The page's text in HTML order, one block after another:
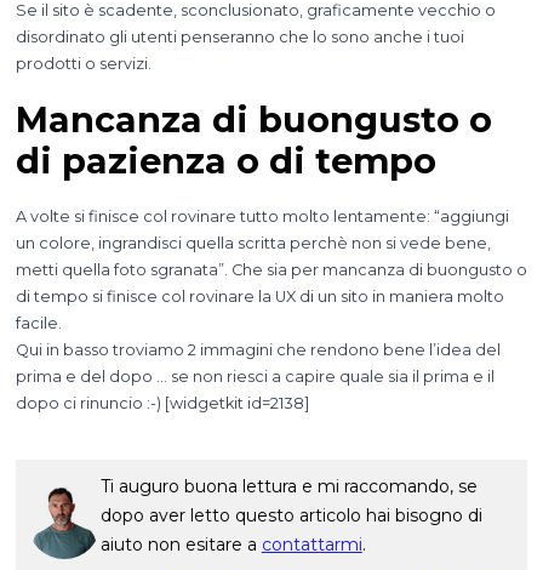
Se il sito è scadente, sconclusionato, graficamente vecchio o
disordinato gli utenti penseranno che lo sono anche i tuoi
prodotti o servizi.
Mancanza di buongusto o
di pazienza o di tempo
A volte si finisce col rovinare tutto molto lentamente: “aggiungi
un colore, ingrandisci quella scritta perchè non si vede bene,
metti quella foto sgranata”. Che sia per mancanza di buongusto o
di tempo si finisce col rovinare la UX di un sito in maniera molto
facile.
Qui in basso troviamo 2 immagini che rendono bene l’idea del
prima e del dopo … se non riesci a capire quale sia il prima e il
dopo ci rinuncio :-) [widgetkit id=2138]
Ti auguro buona lettura e mi raccomando, se
dopo aver letto questo articolo hai bisogno di
aiuto non esitare a contattarmi.